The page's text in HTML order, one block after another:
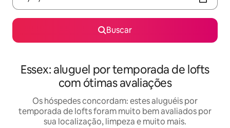
Buscar
Essex: aluguel por temporada de lofts
com ótimas avaliações
Os hóspedes concordam: estes aluguéis por
temporada de lofts foram muito bem avaliados por
sua localização, limpeza e muito mais.